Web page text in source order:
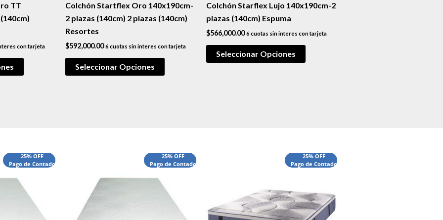
TT
con tarjeta
Colchón Startflex Oro 140x190cm-
2 plazas (140cm) 2 plazas (140cm)
Resortes
$592,000.00 6 cuotas sin interes con tarjeta
Seleccionar Opciones
Colchón Starflex Lujo 140x190cm-2
plazas (140cm) Espuma
$566,000.00 6 cuotas sin interes con tarjeta
Seleccionar Opciones
25% OFF
Pago de Contado
precio
es:
$1,528,000.00.
25% OFF
Pago de Contado
precio
es:
$1,905,000.00.
25% OFF
Pago de Contado
$2,850,000.00.
precio
$2,385,000.00.